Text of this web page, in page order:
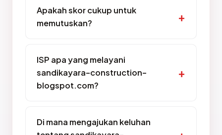
Apakah skor cukup untuk
memutuskan?
ISP apa yang melayani
sandikayara-construction-
blogspot.com?
Di mana mengajukan keluhan